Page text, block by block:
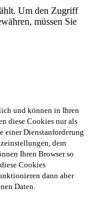
Um den Zugriff
müssen Sie
und können in Ihren
diese Cookies nur als
einer Dienstanforderung
dem
Ihren Browser so
Cookies
dann aber
Daten.